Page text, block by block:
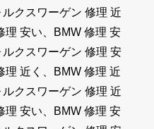
クスワーゲン 修理 近
理 安い、BMW 修理 安
クスワーゲン 修理 安
理 近く、BMW 修理 近
クスワーゲン 修理 近
理 安い、BMW 修理 安